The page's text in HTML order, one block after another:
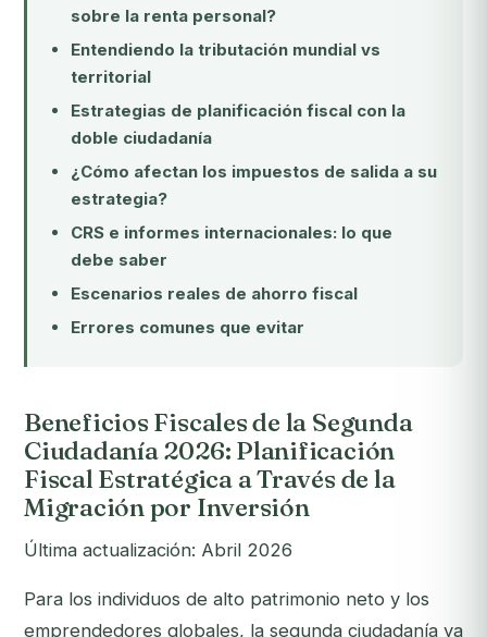
sobre la renta personal?
Entendiendo la tributación mundial vs
territorial
Estrategias de planificación fiscal con la
doble ciudadanía
¿Cómo afectan los impuestos de salida a su
estrategia?
CRS e informes internacionales: lo que
debe saber
Escenarios reales de ahorro fiscal
Errores comunes que evitar
Beneficios Fiscales de la Segunda
Ciudadanía 2026: Planificación
Fiscal Estratégica a Través de la
Migración por Inversión
Última actualización: Abril 2026
Para los individuos de alto patrimonio neto y los
emprendedores globales, la segunda ciudadanía ya